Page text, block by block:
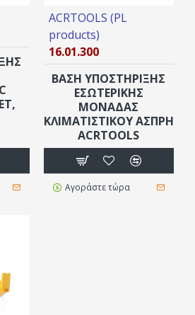
ACRTOOLS (PL
products)
16.01.300
ΒΆΣΗ ΥΠΟΣΤΗΡΙΞΗΣ
ΕΣΩΤΕΡΙΚΉΣ
ΜΟΝΆΔΑΣ
ΚΛΙΜΑΤΙΣΤΙΚΟΎ ΆΣΠΡΗ
ACRTOOLS
Αγοράστε τώρα